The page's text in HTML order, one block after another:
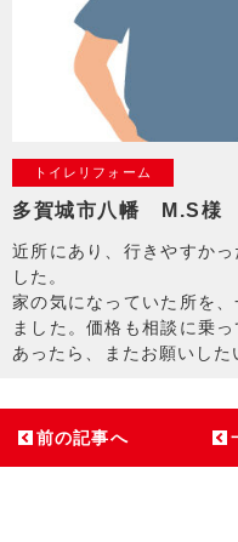
トイレリフォーム
多賀城市八幡 M.S様
近所にあり、行きやすか
した。
家の気になっていた所を
ました。価格も相談に乗
あったら、またお願いした
前の記事へ